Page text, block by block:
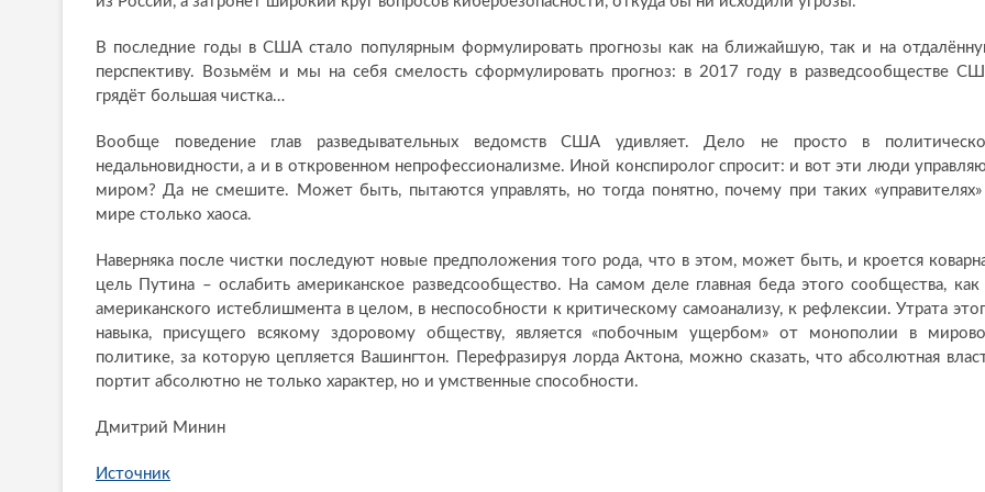
В последние годы в США стало популярным формулировать прогнозы как на ближайшую, так и на
перспективу. Возьмём и мы на себя смелость сформулировать прогноз: в 2017 году в разведсообществе
грядёт большая чистка…
Вообще поведение глав разведывательных ведомств США удивляет. Дело не просто в
недальновидности, а и в откровенном непрофессионализме. Иной конспиролог спросит: и вот эти люди
миром? Да не смешите. Может быть, пытаются управлять, но тогда понятно, почему при таких «управителях»
мире столько хаоса.
Наверняка после чистки последуют новые предположения того рода, что в этом, может быть, и кроется
цель Путина – ослабить американское разведсообщество. На самом деле главная беда этого сообщества, как
американского истеблишмента в целом, в неспособности к критическому самоанализу, к рефлексии. Утрата
навыка, присущего всякому здоровому обществу, является «побочным ущербом» от монополии в
политике, за которую цепляется Вашингтон. Перефразируя лорда Актона, можно сказать, что абсолютная
портит абсолютно не только характер, но и умственные способности.
Дмитрий Минин
Источник